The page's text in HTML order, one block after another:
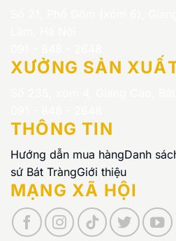
XƯỞNG SẢN
THÔNG TIN
Hướng dẫn mua hàngDanh
sứ Bát TràngGiới thiệu
MẠNG XÃ HỘI